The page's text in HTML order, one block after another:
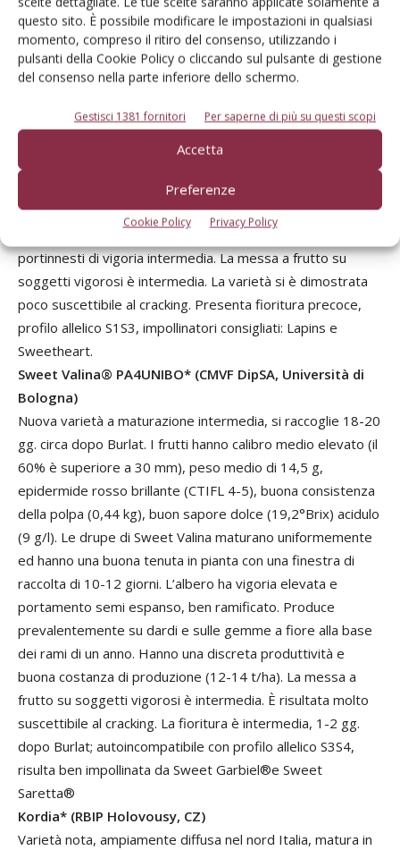
questo sito. È possibile modificare le impostazioni in qualsiasi
momento, compreso il ritiro del consenso, utilizzando i
pulsanti della Cookie Policy o cliccando sul pulsante di gestione
del consenso nella parte inferiore dello schermo.
Gestisci 1381 fornitori Per saperne di più su questi scopi
Accetta
Preferenze
Cookie Policy Privacy Policy
elevato (Ø prevalente 30 mm), peso medio di 12,5 g,
buccia di colore nerastro (CTIFL 6), polpa molto
consistente (0,51 kg), di ottimo sapore, dolce (18,3 °Brix)
simili ai classici Duroni di Vignola, maturano uniformemente
ed hanno una ottima tenuta in pianta. L’albero ha vigoria
medio elevata, portamento semi espanso con una buona
ramificazione laterale. Produce prevalentemente su dardi e
sulle gemme a fiore alla base dei rami di un anno. La
produttività è costante e molto elevata soprattutto sui
portinnesti di vigoria intermedia. La messa a frutto su
soggetti vigorosi è intermedia. La varietà si è dimostrata
poco suscettibile al cracking. Presenta fioritura precoce,
profilo allelico S1S3, impollinatori consigliati: Lapins e
Sweetheart.
Sweet Valina® PA4UNIBO* (CMVF DipSA, Università di
Bologna)
Nuova varietà a maturazione intermedia, si raccoglie 18-20
gg. circa dopo Burlat. I frutti hanno calibro medio elevato (il
60% è superiore a 30 mm), peso medio di 14,5 g,
epidermide rosso brillante (CTIFL 4-5), buona consistenza
della polpa (0,44 kg), buon sapore dolce (19,2°Brix) acidulo
(9 g/l). Le drupe di Sweet Valina maturano uniformemente
ed hanno una buona tenuta in pianta con una finestra di
raccolta di 10-12 giorni. L’albero ha vigoria elevata e
portamento semi espanso, ben ramificato. Produce
prevalentemente su dardi e sulle gemme a fiore alla base
dei rami di un anno. Hanno una discreta produttività e
buona costanza di produzione (12-14 t/ha). La messa a
frutto su soggetti vigorosi è intermedia. È risultata molto
suscettibile al cracking. La fioritura è intermedia, 1-2 gg.
dopo Burlat; autoincompatibile con profilo allelico S3S4,
risulta ben impollinata da Sweet Garbiel®e Sweet
Saretta®
Kordia* (RBIP Holovousy, CZ)
Varietà nota, ampiamente diffusa nel nord Italia, matura in